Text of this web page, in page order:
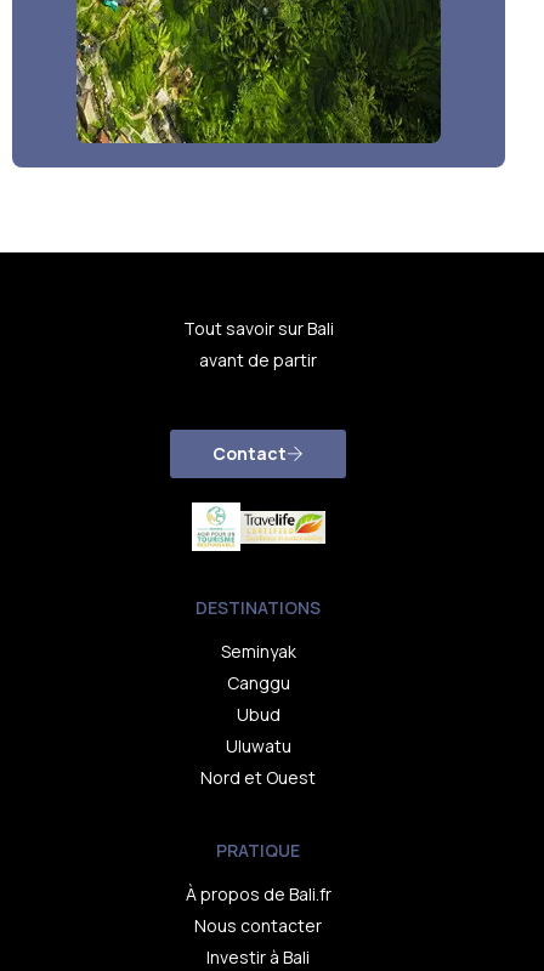
Tout savoir sur Bali
avant de partir
Contact
DESTINATIONS
Seminyak
Canggu
Ubud
Uluwatu
Nord et Ouest
PRATIQUE
À propos de Bali.fr
Nous contacter
Investir à Bali